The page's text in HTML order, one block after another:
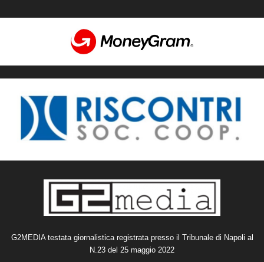
G2MEDIA testata giornalistica registrata presso il Tribunale di Napoli al
N.23 del 25 maggio 2022